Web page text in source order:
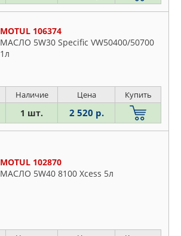
MOTUL 106374
МАСЛО 5W30 Specific VW50400/50700
1л
Наличие Цена Купить
1 шт. 2 520 р.
MOTUL 102870
МАСЛО 5W40 8100 Xcess 5л